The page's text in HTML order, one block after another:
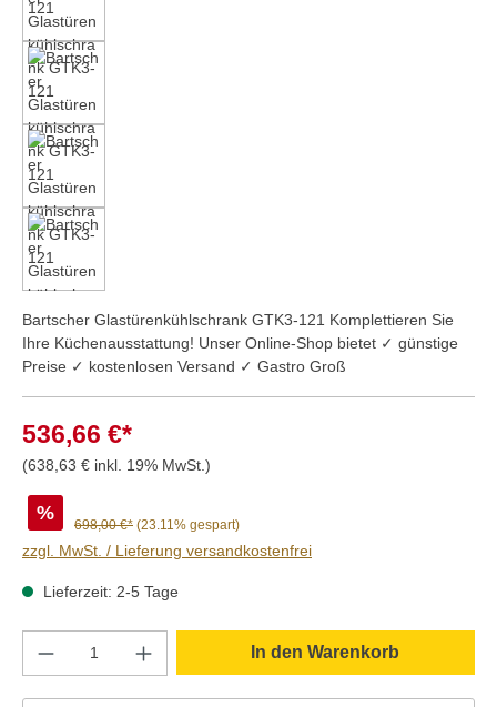
Bartscher Glastürenkühlschrank GTK3-121 Komplettieren Sie
Ihre Küchenausstattung! Unser Online-Shop bietet ✓ günstige
Preise ✓ kostenlosen Versand ✓ Gastro Groß
536,66 €*
(638,63 € inkl. 19% MwSt.)
%
698,00 €* (23.11% gespart)
zzgl. MwSt. / Lieferung versandkostenfrei
Lieferzeit: 2-5 Tage
Produkt Anzahl: Gib den gewünschten
In den Warenkorb